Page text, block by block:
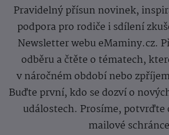
Pravidelný přísun novinek,
podpora pro rodiče i sdílení
Newsletter webu eMaminy.cz.
odběru a čtěte o tématech,
v náročném období nebo
Buďte první, kdo se dozví o
událostech. Prosíme, potvrďte
mailové